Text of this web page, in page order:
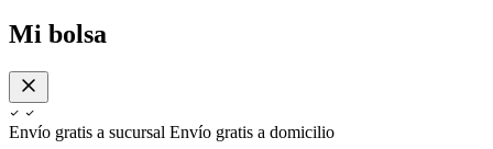
Mi bolsa
Envío gratis a sucursal Envío gratis a domicilio